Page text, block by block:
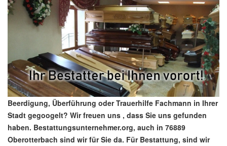
Beerdigung, Überführung oder Trauerhilfe Fachmann in Ihrer
Stadt gegoogelt? Wir freuen uns , dass Sie uns gefunden
haben. Bestattungsunternehmer.org, auch in 76889
Oberotterbach sind wir für Sie da. Für Bestattung, sind wir